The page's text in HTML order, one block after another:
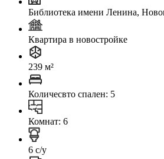
Библиотека имени Ленина,
Квартира в новостройке
239 м²
Количесвто спален: 5
Комнат: 6
6 с/у